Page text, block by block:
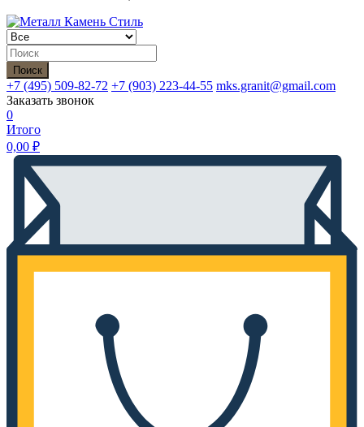
Поиск
+7 (495) 509-82-72 +7 (903) 223-44-55 mks.granit@gmail.com
Заказать звонок
0
Итого
0,00 ₽